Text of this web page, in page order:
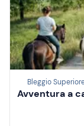
Bleggio
Avventura a